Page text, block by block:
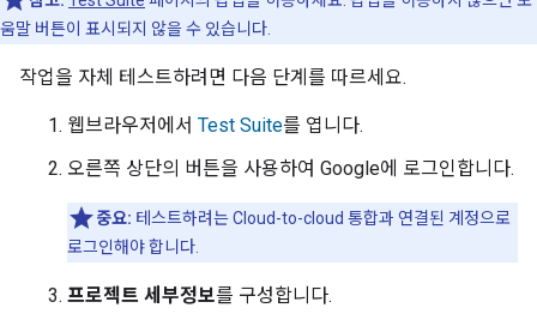
움말 버튼이 표시되지 않을 수 있습니다.
작업을 자체 테스트하려면 다음 단계를 따르세요.
웹브라우저에서 Test Suite를 엽니다.
오른쪽 상단의 버튼을 사용하여 Google에 로그인합니다.
중요: 테스트하려는Cloud-to-cloud 통합과 연결된 계정으로
로그인해야 합니다.
프로젝트 세부정보를 구성합니다.